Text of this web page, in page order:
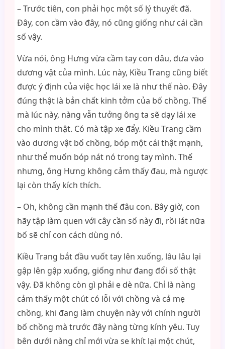
– Trước tiên, con phải học một số lý thuyết đã.
Đây, con cầm vào đây, nó cũng giống như cái cần
số vậy.
Vừa nói, ông Hưng vừa cầm tay con dâu, đưa vào
dương vật của mình. Lúc này, Kiều Trang cũng biết
được ý định của việc học lái xe là như thế nào. Đây
đúng thật là bản chất kinh tởm của bố chồng. Thế
mà lúc này, nàng vẫn tưởng ông ta sẽ dạy lái xe
cho mình thật. Có mà tập xe đẩy. Kiều Trang cầm
vào dương vật bố chồng, bóp một cái thật mạnh,
như thể muốn bóp nát nó trong tay mình. Thế
nhưng, ông Hưng không cảm thấy đau, mà ngược
lại còn thấy kích thích.
– Oh, không cần mạnh thế đâu con. Bây giờ, con
hãy tập làm quen với cây cần số này đi, rồi lát nữa
bố sẽ chỉ con cách dùng nó.
Kiều Trang bắt đầu vuốt tay lên xuống, lâu lâu lại
gập lên gập xuống, giống như đang đổi số thật
vậy. Đã không còn gì phải e dè nữa. Chỉ là nàng
cảm thấy một chút có lỗi với chồng và cả mẹ
chồng, khi đang làm chuyện này với chính người
bố chồng mà trước đây nàng từng kính yêu. Tuy
bên dưới nàng chỉ mới vừa se khít lại một chút,